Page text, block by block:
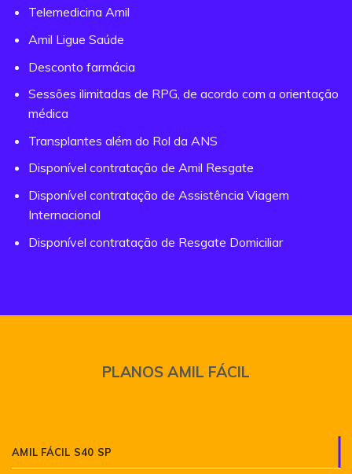
Telemedicina Amil
Amil Ligue Saúde
Desconto farmácia
Sessões ilimitadas de RPG, de acordo com a orientação
médica
Transplantes além do Rol da ANS
Disponível contratação de Amil Resgate
Disponível contratação de Assistência Viagem
Internacional
Disponível contratação de Resgate Domiciliar
PLANOS AMIL FÁCIL
AMIL FÁCIL S40 SP